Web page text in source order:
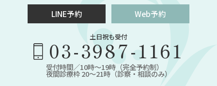
LINE予約 Web予約
土日祝も受付
03-3987-1161
受付時間／10時～19時（完全予約制）
夜間診療枠 20～21時（診察・相談のみ）